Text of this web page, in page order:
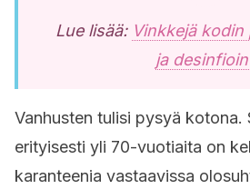
Lue lisää: Vinkkejä
ja
Vanhusten tulisi pysyä kotona.
erityisesti yli 70-vuotiaita on
karanteenia vastaavissa